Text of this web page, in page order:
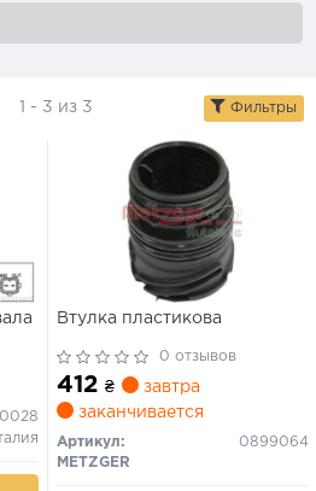
1 - 3 из 3 Фильтры
Втулка пластикова
0 отзывов
412 ₴
завтра
заканчивается
Артикул:
0899064
METZGER